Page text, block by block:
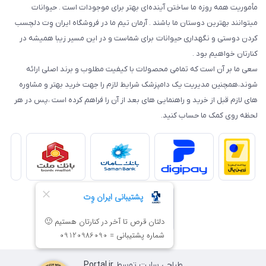
مأموریت همه روزه ما ساختن آینده‌ای بهتر برای موجودات است . حیوانات
میتوانند بهترین دوستان ما باشند . آرمان تیم ما در فروشگاه ایران وِت دلچسب
کردن دوستی و نگهداری حیوانات برای شماست و در این مسیر زیبا همیشه در
کنارتان خواهیم بود .
سعی ما بر آن است که تمامی محصولات با کیفیت مطلوب و برند اصلی ارائه
شوند،همچنین مدیریت یک دامپزشک شرایط لازم را جهت خرید بهتر و مشاوره
های لازم قبل از خرید و راهنمایی های بعد از آن را فراهم کرده است ،پس در هر
لحظه روی کمک ما حساب کنید.